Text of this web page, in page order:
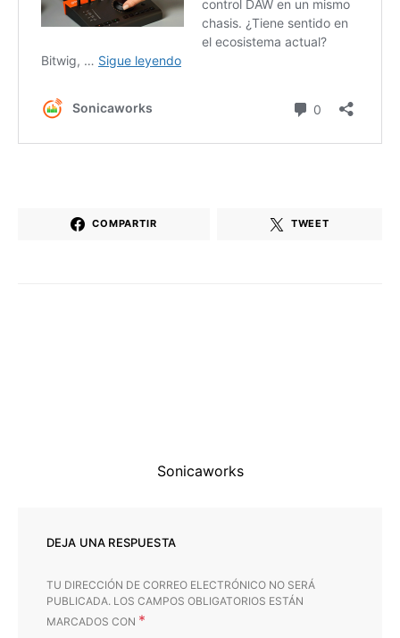
COMPARTIR TWEET
Sonicaworks
DEJA UNA RESPUESTA
TU DIRECCIÓN DE CORREO ELECTRÓNICO NO SERÁ
PUBLICADA. LOS CAMPOS OBLIGATORIOS ESTÁN
MARCADOS CON *